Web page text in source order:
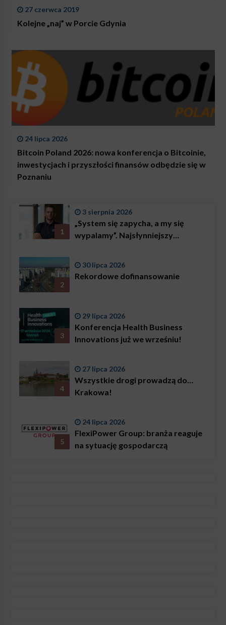
27 czerwca 2019
Kolejne „naj” w Porcie Gdynia
24 lipca 2026
Bitcoin Poland 2026: nowa konferencja o Bitcoinie,
inwestycjach i przyszłości finansów odbędzie się w
Poznaniu
1
3 sierpnia 2026
„System się zapycha, a my się
wypalamy”. Najsłynniejszy
problemem są nie tylko choroby
2
30 lipca 2026
Rekordowe dofinansowanie
3
29 lipca 2026
Konferencja Health Business
Innovations już we wrześniu!
4
27 lipca 2026
Wszystkie drogi prowadzą do…
Krakowa!
5
24 lipca 2026
FlexiPower Group: branża reaguje
na sytuację gospodarczą